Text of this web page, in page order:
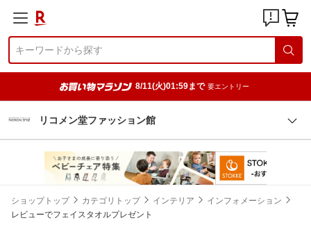
8/11(火)01:59まで 要エントリー
リコメン堂ファッション館
ショップトップ カテゴリトップ インテリア
インフォメーション
レビューでフェイスタオルプレゼント